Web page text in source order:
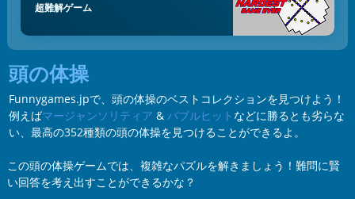
超難解ゲーム
頭の体操
Funnygames.jpで、頭の体操のベストコレクションを見つけよう！
例えばマージャンソリティア & バブルヒット などに勝るとも劣らな
い、最高の352種類の頭の体操を見つけることができるよ。
この頭の体操ゲームでは、複雑なパズルを解きましょう！難問に賢
い回答を考え出すことができるかな？